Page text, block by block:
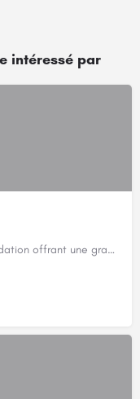
intéressé par
Couche-Tard est un magasin d’accommodation offrant une grande variété de produits pour les gens pressés.…